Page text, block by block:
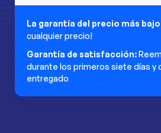
La garantía del precio más
cualquier precio!
Garantía de satisfacción:
durante los primeros siete días y
entregado